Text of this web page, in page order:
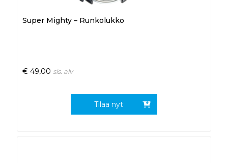
Super Mighty – Runkolukko
€ 49,00 sis. alv
Tilaa nyt